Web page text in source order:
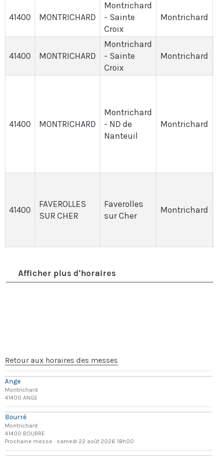
41400 MONTRICHARD
Montrichard
- Sainte
Croix
Montrichard
41400 MONTRICHARD
Montrichard
- Sainte
Croix
Montrichard
41400 MONTRICHARD
Montrichard
- ND de
Nanteuil
Montrichard
41400
FAVEROLLES
SUR CHER
Faverolles
sur Cher
Montrichard
Afficher plus d'horaires
Retour aux horaires des messes
Ange
Montrichard
41400 ANGE
Bourré
Montrichard
41400 BOURRE
Prochaine messe : samedi 22 août 2026 18h00